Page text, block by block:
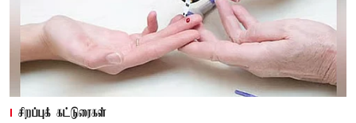
சிறப்புக் கட்டுரைகள்